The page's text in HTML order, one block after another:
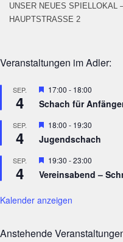
UNSER NEUES SPIELLOKAL
HAUPTSTRASSE 2
Veranstaltungen im Adler:
SEP.
4
Hervorgehoben
17:00 - 18:00
Schach für
SEP.
4
Hervorgehoben
18:00 - 19:30
Jugendschach
SEP.
4
Hervorgehoben
19:30 -23:00
Vereinsabend –
Kalender anzeigen
Anstehende